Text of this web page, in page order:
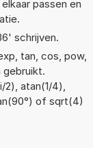
passen en
schrijven.
tan, cos, pow,
gebruikt.
atan(1/4),
of sqrt(4)